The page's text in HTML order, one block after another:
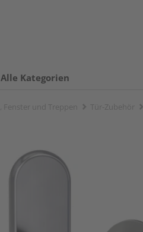
Alle Kategorien